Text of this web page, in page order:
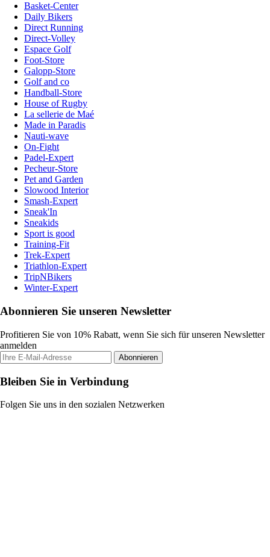
Basket-Center
Daily Bikers
Direct Running
Direct-Volley
Espace Golf
Foot-Store
Galopp-Store
Golf and co
Handball-Store
House of Rugby
La sellerie de Maé
Made in Paradis
Nauti-wave
On-Fight
Padel-Expert
Pecheur-Store
Pet and Garden
Slowood Interior
Smash-Expert
Sneak'In
Sneakids
Sport is good
Training-Fit
Trek-Expert
Triathlon-Expert
TripNBikers
Winter-Expert
Abonnieren Sie unseren Newsletter
Profitieren Sie von 10% Rabatt, wenn Sie sich für unseren Newsletter
anmelden
Abonnieren
Bleiben Sie in Verbindung
Folgen Sie uns in den sozialen Netzwerken